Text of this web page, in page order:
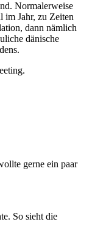
Normalerweise
im Jahr, zu Zeiten
dann nämlich
dänische
gerne ein paar
So sieht die